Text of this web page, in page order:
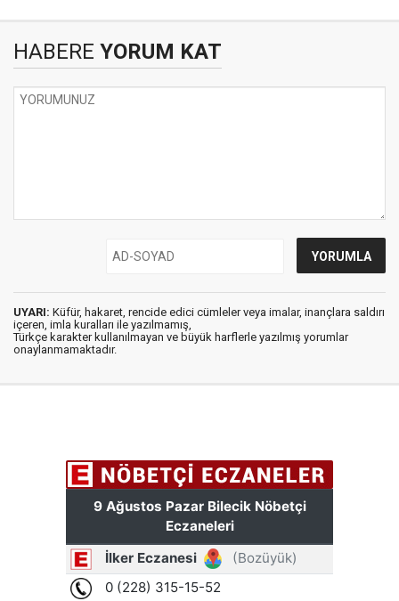
HABERE YORUM KAT
UYARI: Küfür, hakaret, rencide edici cümleler veya imalar, inançlara saldırı
içeren, imla kuralları ile yazılmamış,
Türkçe karakter kullanılmayan ve büyük harflerle yazılmış yorumlar
onaylanmamaktadır.